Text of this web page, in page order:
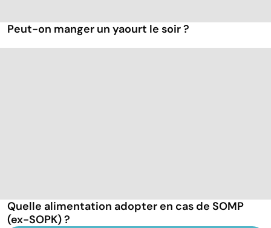
Peut-on manger un yaourt le soir ?
Quelle alimentation adopter en cas de SOMP
(ex-SOPK) ?